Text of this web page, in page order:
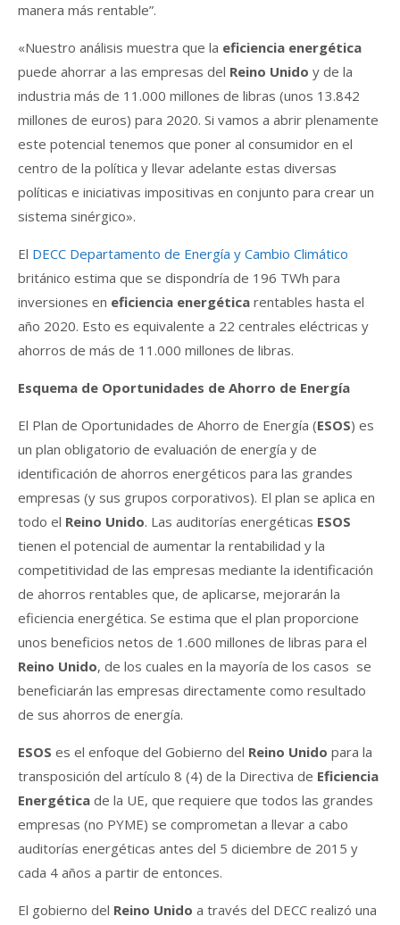
manera más rentable”.
«Nuestro análisis muestra que la eficiencia energética
puede ahorrar a las empresas del Reino Unido y de la
industria más de 11.000 millones de libras (unos 13.842
millones de euros) para 2020. Si vamos a abrir plenamente
este potencial tenemos que poner al consumidor en el
centro de la política y llevar adelante estas diversas
políticas e iniciativas impositivas en conjunto para crear un
sistema sinérgico».
El DECC Departamento de Energía y Cambio Climático
británico estima que se dispondría de 196 TWh para
inversiones en eficiencia energética rentables hasta el
año 2020. Esto es equivalente a 22 centrales eléctricas y
ahorros de más de 11.000 millones de libras.
Esquema de Oportunidades de Ahorro de Energía
El Plan de Oportunidades de Ahorro de Energía (ESOS) es
un plan obligatorio de evaluación de energía y de
identificación de ahorros energéticos para las grandes
empresas (y sus grupos corporativos). El plan se aplica en
todo el Reino Unido. Las auditorías energéticas ESOS
tienen el potencial de aumentar la rentabilidad y la
competitividad de las empresas mediante la identificación
de ahorros rentables que, de aplicarse, mejorarán la
eficiencia energética. Se estima que el plan proporcione
unos beneficios netos de 1.600 millones de libras para el
Reino Unido, de los cuales en la mayoría de los casos se
beneficiarán las empresas directamente como resultado
de sus ahorros de energía.
ESOS es el enfoque del Gobierno del Reino Unido para la
transposición del artículo 8 (4) de la Directiva de Eficiencia
Energética de la UE, que requiere que todos las grandes
empresas (no PYME) se comprometan a llevar a cabo
auditorías energéticas antes del 5 diciembre de 2015 y
cada 4 años a partir de entonces.
El gobierno del Reino Unido a través del DECC realizó una